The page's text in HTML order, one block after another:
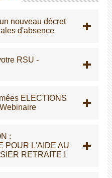
nouveau décret
d'absence
RSU -
ELECTIONS
:
POUR L'AIDE AU
RETRAITE !